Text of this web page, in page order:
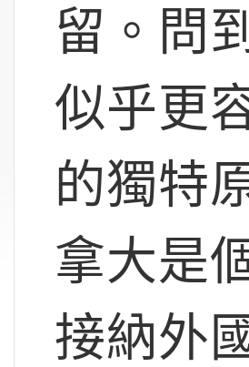
留。問
似乎更
的獨特
拿大是
接納外